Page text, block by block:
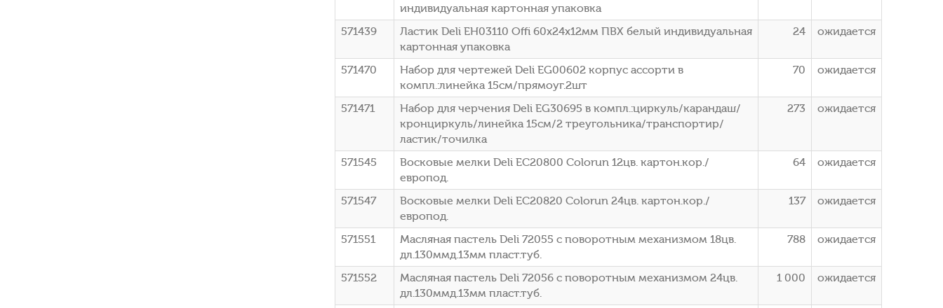
индивидуальная картонная упаковка
571439
Ластик Deli EH03110 Offi 60x24x12мм ПВХ белый индивидуальная
картонная упаковка
24 ожидается
571470
Набор для чертежей Deli EG00602 корпус ассорти в
компл.:линейка 15см/прямоуг.2шт
70 ожидается
571471
Набор для черчения Deli EG30695 в компл.:циркуль/карандаш/
кронциркуль/линейка 15см/2 треугольника/транспортир/
ластик/точилка
273 ожидается
571545
Восковые мелки Deli EC20800 Colorun 12цв. картон.кор./
европод.
64 ожидается
571547
Восковые мелки Deli EC20820 Colorun 24цв. картон.кор./
европод.
137 ожидается
571551
Масляная пастель Deli 72055 с поворотным механизмом 18цв.
дл.130ммд.13мм пласт.туб.
788 ожидается
571552
Масляная пастель Deli 72056 с поворотным механизмом 24цв.
дл.130ммд.13мм пласт.туб.
1 000 ожидается